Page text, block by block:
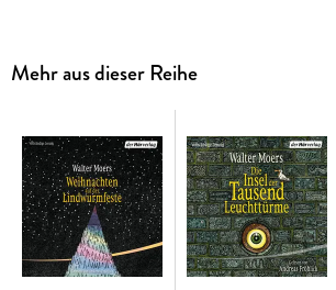
schließlich zum dunklen Herz der Nacht
Moers erzählt dieses Märchen aus der
Spätromantik voller skurriler Charaktere
Komik: spannend und anrührend zugleich.
Ungekürzt gelesen von Andreas Fröhlich,
dem Deutschen Hörbuchpreis 2018 als
erschließt die ganz eigene Fantasiewelt
und mit einer unbändigen Freude an der
Mehr aus dieser Reihe